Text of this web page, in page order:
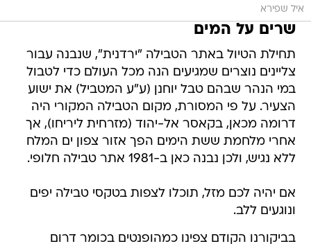
איל שפירא
שרים על המים
תחילת הטיול באתר הטבילה "ירדנית", שנבנה עבור
צליינים נוצרים שמגיעים הנה מכל העולם כדי לטבול
במי הנהר שבהם טבל יוחנן (ע"ע המטביל) את ישוע
הצעיר. על פי המסורת, מקום הטבילה המקורי היה
דרומה מכאן, בקאסר אל-יהוד (מזרחית ליריחו), אך
אחרי מלחמת ששת הימים הפך אזור צפון ים המלח
ללא נגיש, ולכן נבנה כאן ב-1981 אתר טבילה חלופי.
אם יהיה לכם מזל, תוכלו לצפות בטקסי טבילה יפים
ונוגעים ללב.
בביקורנו הקודם צפינו כמהופנטים בכומר דרום